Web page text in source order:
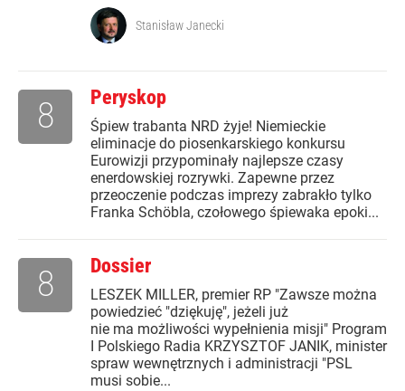
Stanisław Janecki
Peryskop
Śpiew trabanta NRD żyje! Niemieckie
eliminacje do piosenkarskiego konkursu
Eurowizji przypominały najlepsze czasy
enerdowskiej rozrywki. Zapewne przez
przeoczenie podczas imprezy zabrakło tylko
Franka Schöbla, czołowego śpiewaka epoki...
8
Dossier
LESZEK MILLER, premier RP "Zawsze można
powiedzieć "dziękuję", jeżeli już
nie ma możliwości wypełnienia misji" Program
I Polskiego Radia KRZYSZTOF JANIK, minister
spraw wewnętrznych i administracji "PSL
musi sobie...
8